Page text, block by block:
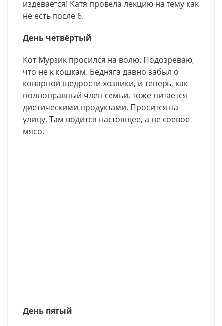
издевается! Катя провела лекцию на тему как
не есть после 6.
День четвёртый
Кот Мурзик просился на волю. Подозреваю,
что не к кошкам. Бедняга давно забыл о
коварной щедрости хозяйки, и теперь, как
полноправный член семьи, тоже питается
диетическими продуктами. Просится на
улицу. Там водится настоящее, а не соевое
мясо.
День пятый